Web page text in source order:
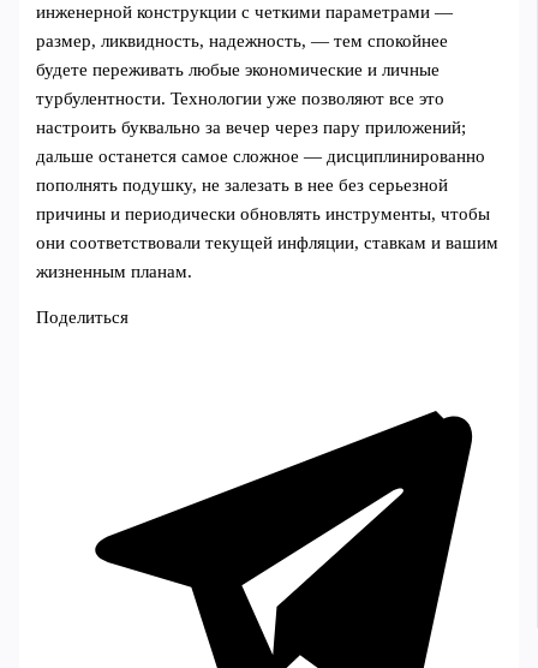
инженерной конструкции с четкими параметрами —
размер, ликвидность, надежность, — тем спокойнее
будете переживать любые экономические и личные
турбулентности. Технологии уже позволяют все это
настроить буквально за вечер через пару приложений;
дальше останется самое сложное — дисциплинированно
пополнять подушку, не залезать в нее без серьезной
причины и периодически обновлять инструменты, чтобы
они соответствовали текущей инфляции, ставкам и вашим
жизненным планам.
Поделиться